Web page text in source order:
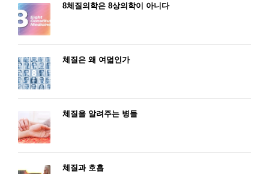
8체질의학은 8상의학이 아니다
체질은 왜 여덟인가
체질을 알려주는 병들
체질과 호흡